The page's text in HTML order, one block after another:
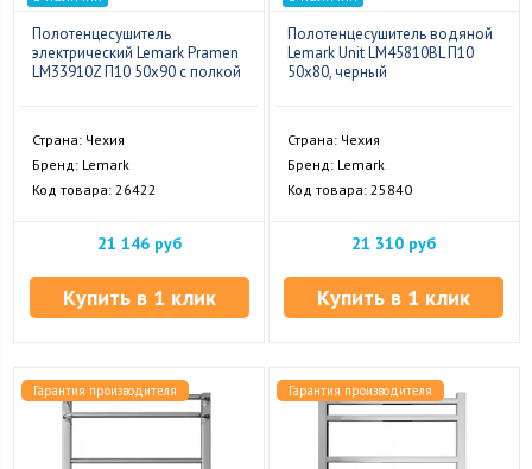
Полотенцесушитель
электрический Lemark Pramen
LM33910Z П10 50x90 с полкой
Страна: Чехия
Бренд: Lemark
Код товара: 26422
21 146 руб
Купить в 1 клик
Полотенцесушитель водяной
Lemark Unit LM45810BL П10
50x80, черный
Страна: Чехия
Бренд: Lemark
Код товара: 25840
21 310 руб
Купить в 1 клик
Гарантия производителя Гарантия производителя